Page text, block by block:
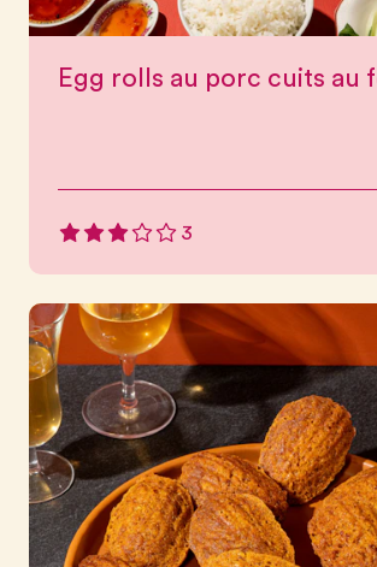
Egg rolls au porc cuits au
3